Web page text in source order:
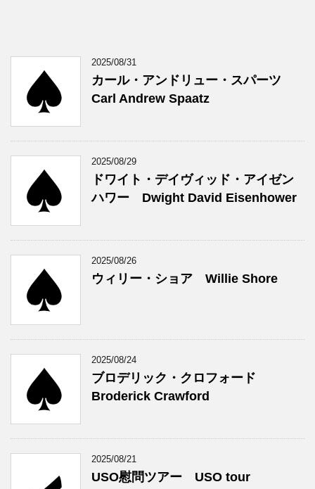
2025/08/31
カール・アンドリュー・スパーツ
Carl Andrew Spaatz
2025/08/29
ドワイト・デイヴィッド・アイゼン
ハワー Dwight David Eisenhower
2025/08/26
ウィリー・ショア Willie Shore
2025/08/24
ブロデリック・クロフォード
Broderick Crawford
2025/08/21
USO慰問ツアー USO tour